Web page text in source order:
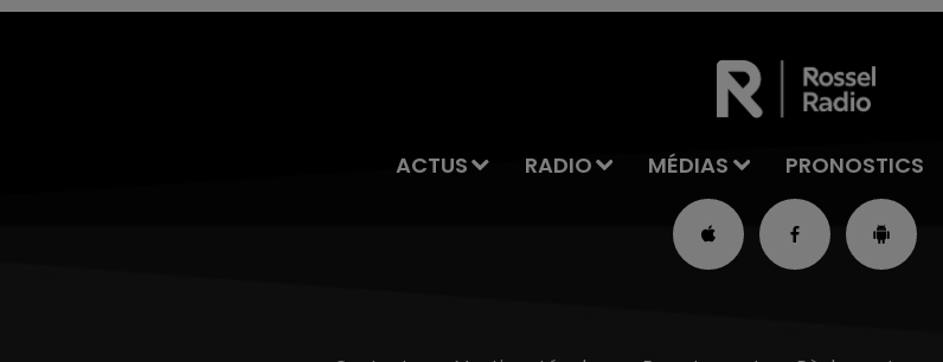
ACTUS RADIO MÉDIAS PRONOSTICS